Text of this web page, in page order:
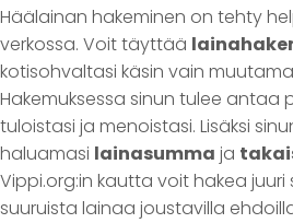
Häälainan hakeminen on tehty
verkossa. Voit täyttää
kotisohvaltasi käsin vain
Hakemuksessa sinun tulee antaa
tuloistasi ja menoistasi. Lisäksi
haluamasi lainasumma ja
Vippi.org:in kautta voit hakea juuri
suuruista lainaa joustavilla